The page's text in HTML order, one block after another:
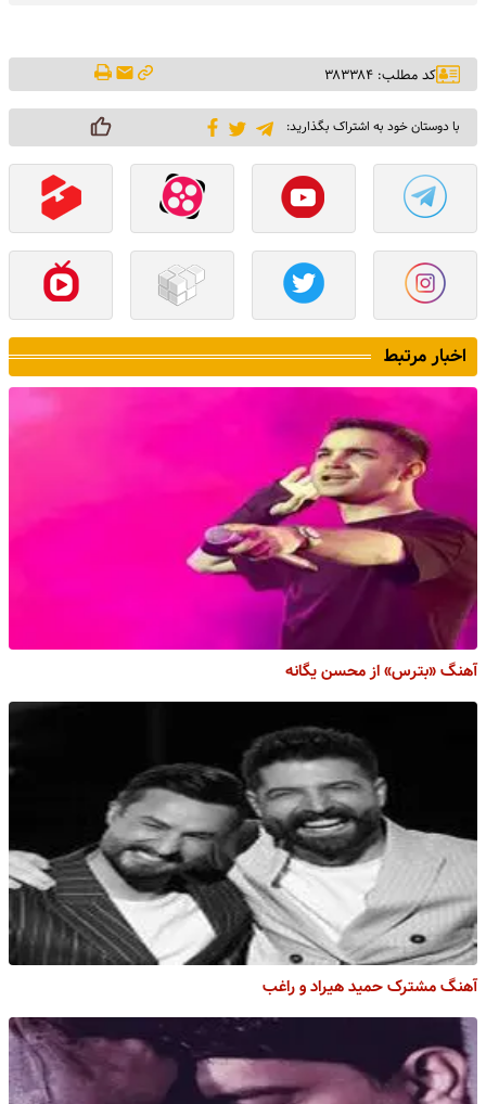
کد مطلب: ۳۸۳۳۸۴
با دوستان خود به اشتراک بگذارید:
اخبار مرتبط
آهنگ «بترس» از محسن یگانه
آهنگ مشترک حمید هیراد و راغب